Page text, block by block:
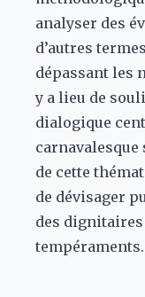
analyser des
d’autres
dépassant les
y a lieu de
dialogique
de cette
de dévisager
des
tempéraments.